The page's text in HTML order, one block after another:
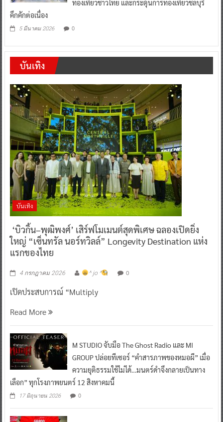
ท่องเที่ยวชาวไทย และกระตุ้นการท่องเที่ยวชลบุรี
คึกคักต่อเนื่อง
5 มีนาคม 2026 0
บันเทิง
บันเทิง
‘บิวกิ้น–พุฒิพงศ์’ เสิร์ฟโมเมนต์สุดพิเศษ ฉลองเปิดยิ่ง
ใหญ่ “เซ็นทรัล นอร์ทวิลล์” Longevity Destination แห่ง
แรกของไทย
4 กรกฎาคม 2026 ^ jo ^ 0
เปิดประสบการณ์ “Multiply
Read More
M STUDIO จับมือ The Ghost Radio และ MI
GROUP ปล่อยทีเซอร์ “คำสารภาพของหมอผี” เมื่อ
ความยุติธรรมใช้ไม่ได้…มนตร์ดำจึงกลายเป็นทาง
เลือก” ทุกโรงภาพยนตร์ 12 สิงหาคมนี้
17 มิถุนายน 2026 0